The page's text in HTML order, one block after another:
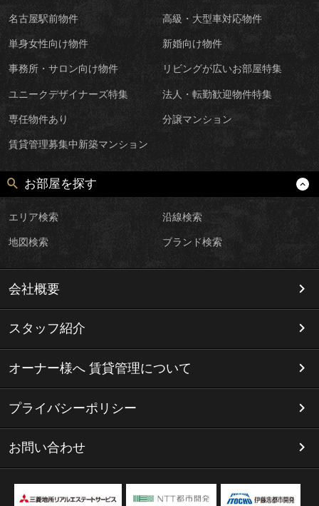
名古屋駅前物件 高級・大型車対応物件
単身女性向け物件 新婚向け物件
事務所・サロン向け物件 リビングが広いお部屋特集
ユニークデザイナーズ特集 法人・転勤歓迎物件特集
専任物件あり 分譲マンション
賃貸管理募集中新築マンション
お部屋を探す
エリア検索 沿線検索
地図検索 ブランド検索
会社概要
スタッフ紹介
オーナー様へ 賃貸管理について
プライバシーポリシー
お問い合わせ